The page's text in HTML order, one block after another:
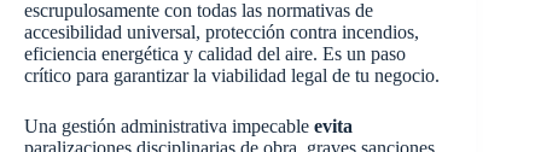
escrupulosamente con todas las normativas de
accesibilidad universal, protección contra incendios,
eficiencia energética y calidad del aire. Es un paso
crítico para garantizar la viabilidad legal de tu negocio.
Una gestión administrativa impecable evita
paralizaciones disciplinarias de obra, graves sanciones